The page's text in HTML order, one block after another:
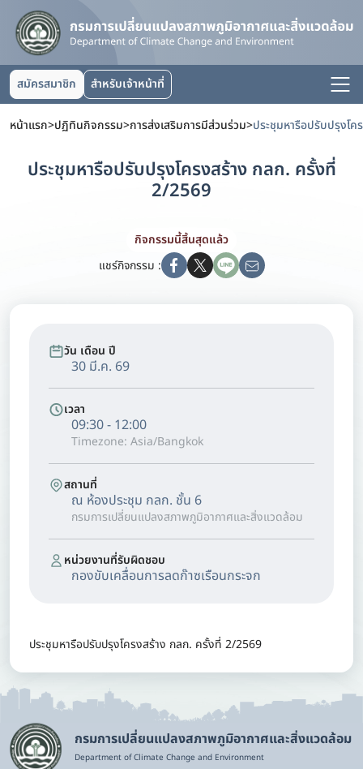
สมัครสมาชิก สำหรับเจ้าหน้าที่
หน้าแรก>ปฏิทินกิจกรรม>การส่งเสริมการมีส่วนร่วม>
ประชุมหารือปรับปรุงโครงสร้าง กลก. ครั้งที่
2/2569
กิจกรรมนี้สิ้นสุดแล้ว
แชร์กิจกรรม :
วัน เดือน ปี
30 มี.ค. 69
เวลา
09:30 - 12:00
Timezone: Asia/Bangkok
สถานที่
ณ ห้องประชุม กลก. ชั้น 6
กรมการเปลี่ยนแปลงสภาพภูมิอากาศและสิ่งแวดล้อม
หน่วยงานที่รับผิดชอบ
กองขับเคลื่อนการลดก๊าซเรือนกระจก
ประชุมหารือปรับปรุงโครงสร้าง กลก. ครั้งที่ 2/2569
กรมการเปลี่ยนแปลงสภาพภูมิอากาศและสิ่งแวดล้อม
Department of Climate Change and Environment